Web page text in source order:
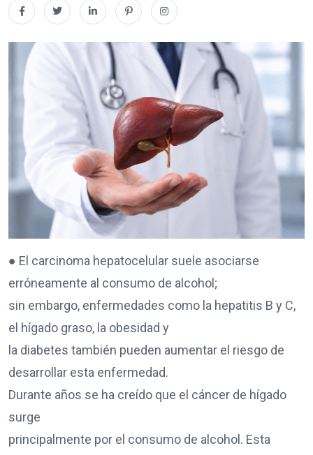
● El carcinoma hepatocelular suele asociarse
erróneamente al consumo de alcohol;
sin embargo, enfermedades como la hepatitis B y C,
el hígado graso, la obesidad y
la diabetes también pueden aumentar el riesgo de
desarrollar esta enfermedad.
Durante años se ha creído que el cáncer de hígado
surge
principalmente por el consumo de alcohol. Esta